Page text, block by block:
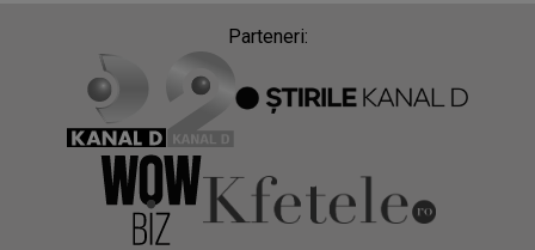
Parteneri: